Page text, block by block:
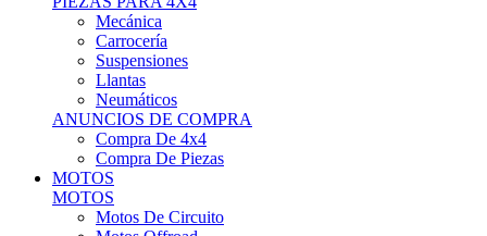
Mecánica
Carrocería
Suspensiones
Llantas
Neumáticos
ANUNCIOS DE COMPRA
Compra De 4x4
Compra De Piezas
MOTOS
MOTOS
Motos De Circuito